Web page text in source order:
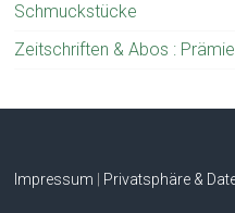
Schmuckstücke
Zeitschriften & Abos :
Impressum Privatsphäre &